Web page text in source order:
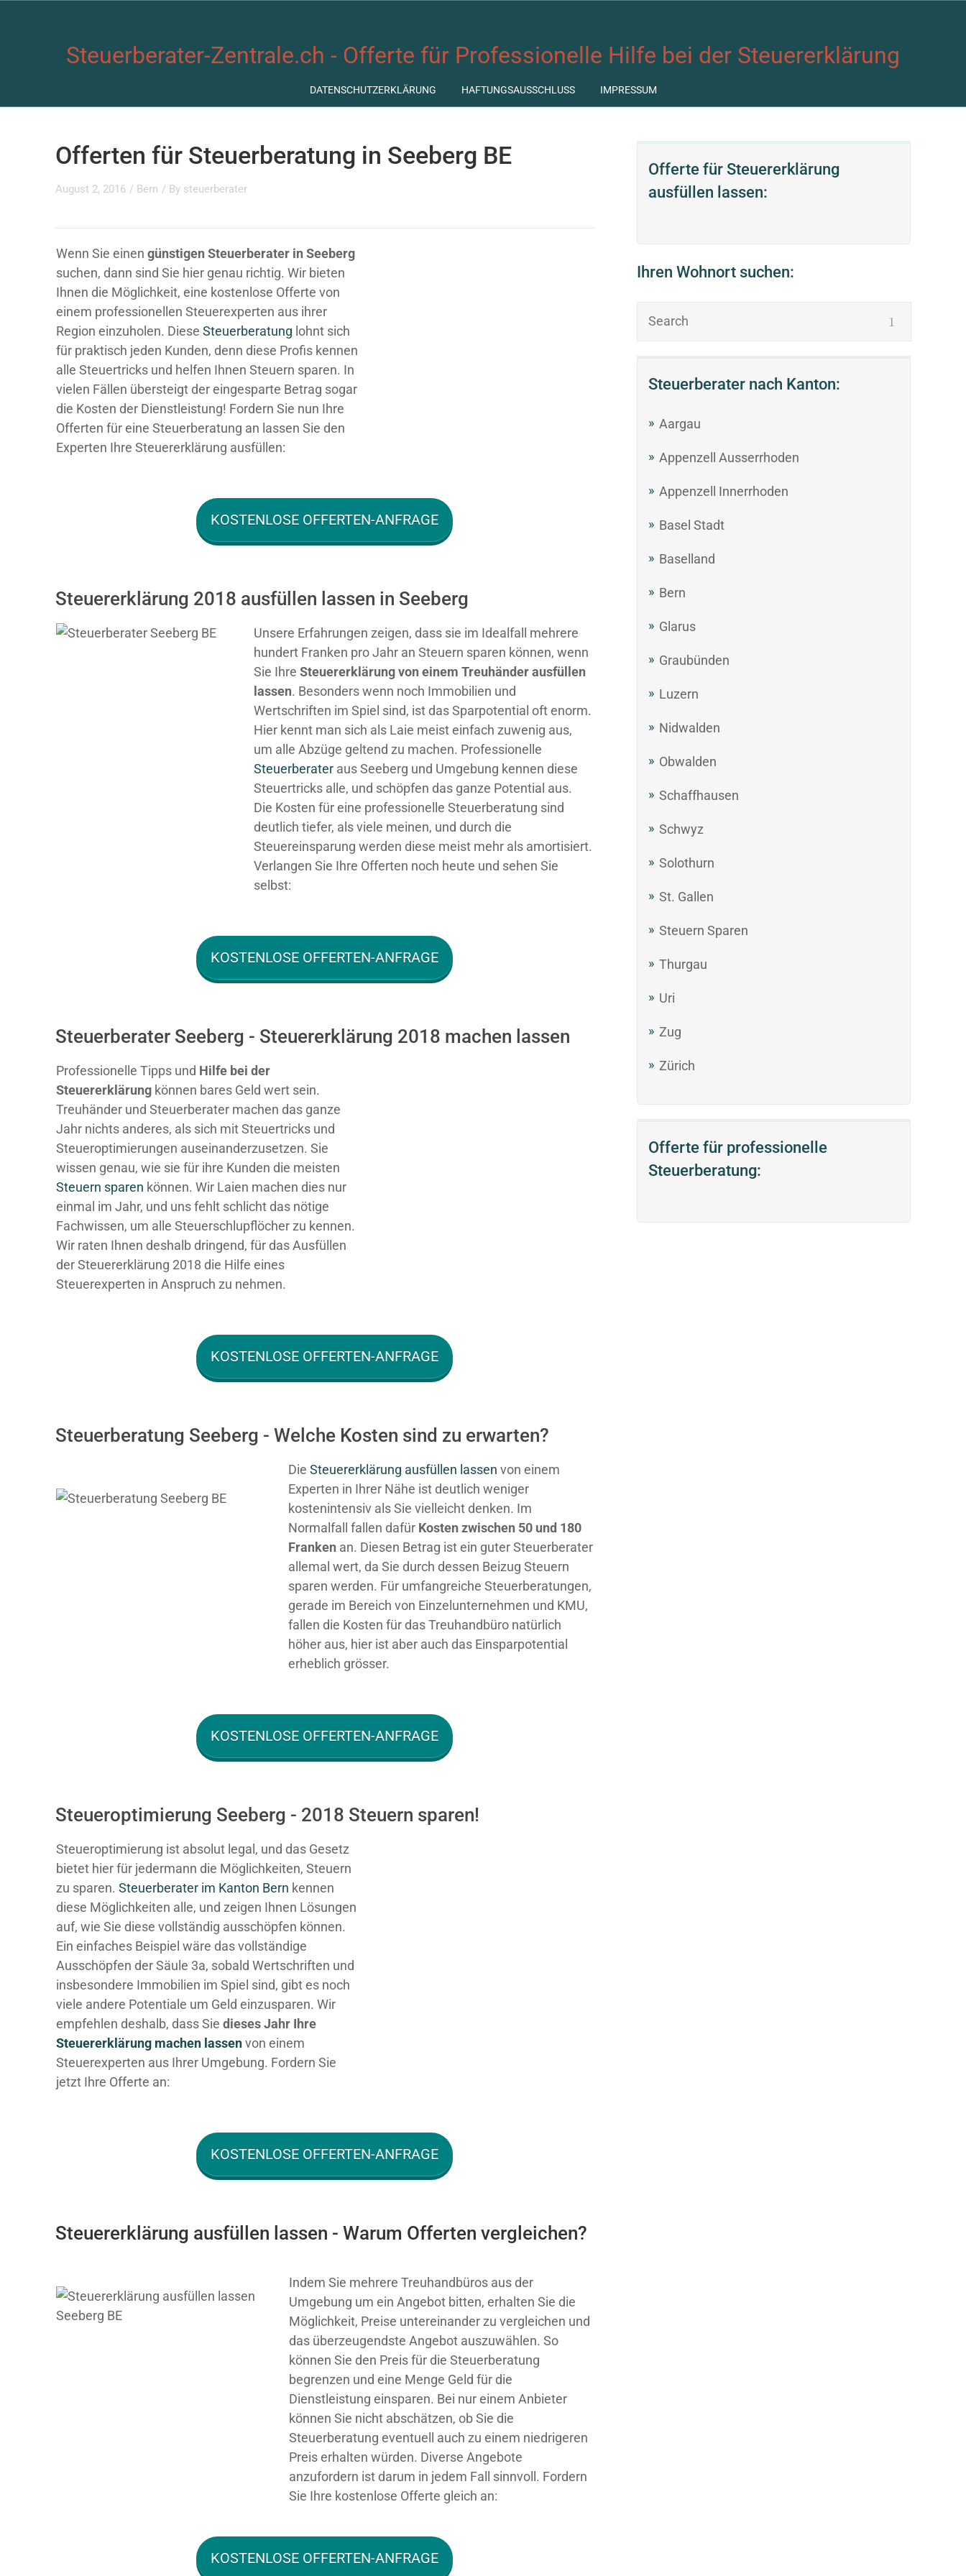
Steuerberater-Zentrale.ch - Offerte für Professionelle Hilfe bei der Steuererklärung
DATENSCHUTZERKLÄRUNG HAFTUNGSAUSSCHLUSS IMPRESSUM
Offerte für Steuererklärung
ausfüllen lassen:
Ihren Wohnort suchen:
Steuerberater nach Kanton:
Aargau
Appenzell Ausserrhoden
Appenzell Innerrhoden
Basel Stadt
Baselland
Bern
Glarus
Graubünden
Luzern
Nidwalden
Obwalden
Schaffhausen
Schwyz
Solothurn
St. Gallen
Steuern Sparen
Thurgau
Uri
Zug
Zürich
Offerte für professionelle
Steuerberatung:
Offerten für Steuerberatung in Seeberg BE
August 2, 2016 / Bern / By steuerberater
Wenn Sie einen günstigen Steuerberater in Seeberg
suchen, dann sind Sie hier genau richtig. Wir bieten
Ihnen die Möglichkeit, eine kostenlose Offerte von
einem professionellen Steuerexperten aus ihrer
Region einzuholen. Diese Steuerberatung lohnt sich
für praktisch jeden Kunden, denn diese Profis kennen
alle Steuertricks und helfen Ihnen Steuern sparen. In
vielen Fällen übersteigt der eingesparte Betrag sogar
die Kosten der Dienstleistung! Fordern Sie nun Ihre
Offerten für eine Steuerberatung an lassen Sie den
Experten Ihre Steuererklärung ausfüllen:
KOSTENLOSE OFFERTEN-ANFRAGE
Steuererklärung 2018 ausfüllen lassen in Seeberg
Unsere Erfahrungen zeigen, dass sie im Idealfall mehrere
hundert Franken pro Jahr an Steuern sparen können, wenn
Sie Ihre Steuererklärung von einem Treuhänder ausfüllen
lassen. Besonders wenn noch Immobilien und
Wertschriften im Spiel sind, ist das Sparpotential oft enorm.
Hier kennt man sich als Laie meist einfach zuwenig aus,
um alle Abzüge geltend zu machen. Professionelle
Steuerberater aus Seeberg und Umgebung kennen diese
Steuertricks alle, und schöpfen das ganze Potential aus.
Die Kosten für eine professionelle Steuerberatung sind
deutlich tiefer, als viele meinen, und durch die
Steuereinsparung werden diese meist mehr als amortisiert.
Verlangen Sie Ihre Offerten noch heute und sehen Sie
selbst:
KOSTENLOSE OFFERTEN-ANFRAGE
Steuerberater Seeberg - Steuererklärung 2018 machen lassen
Professionelle Tipps und Hilfe bei der
Steuererklärung können bares Geld wert sein.
Treuhänder und Steuerberater machen das ganze
Jahr nichts anderes, als sich mit Steuertricks und
Steueroptimierungen auseinanderzusetzen. Sie
wissen genau, wie sie für ihre Kunden die meisten
Steuern sparen können. Wir Laien machen dies nur
einmal im Jahr, und uns fehlt schlicht das nötige
Fachwissen, um alle Steuerschlupflöcher zu kennen.
Wir raten Ihnen deshalb dringend, für das Ausfüllen
der Steuererklärung 2018 die Hilfe eines
Steuerexperten in Anspruch zu nehmen.
KOSTENLOSE OFFERTEN-ANFRAGE
Steuerberatung Seeberg - Welche Kosten sind zu erwarten?
Die Steuererklärung ausfüllen lassen von einem
Experten in Ihrer Nähe ist deutlich weniger
kostenintensiv als Sie vielleicht denken. Im
Normalfall fallen dafür Kosten zwischen 50 und 180
Franken an. Diesen Betrag ist ein guter Steuerberater
allemal wert, da Sie durch dessen Beizug Steuern
sparen werden. Für umfangreiche Steuerberatungen,
gerade im Bereich von Einzelunternehmen und KMU,
fallen die Kosten für das Treuhandbüro natürlich
höher aus, hier ist aber auch das Einsparpotential
erheblich grösser.
KOSTENLOSE OFFERTEN-ANFRAGE
Steueroptimierung Seeberg - 2018 Steuern sparen!
Steueroptimierung ist absolut legal, und das Gesetz
bietet hier für jedermann die Möglichkeiten, Steuern
zu sparen. Steuerberater im K anton Bern kennen
diese Möglichkeiten alle, und zeigen Ihnen Lösungen
auf, wie Sie diese vollständig ausschöpfen können.
Ein einfaches Beispiel wäre das vollständige
Ausschöpfen der Säule 3a, sobald Wertschriften und
insbesondere Immobilien im Spiel sind, gibt es noch
viele andere Potentiale um Geld einzusparen. Wir
empfehlen deshalb, dass Sie diesesJahr Ihre
Steuererklärung machen lassenvon einem
Steuerexperten aus Ihrer Umgebung. Fordern Sie
jetzt Ihre Offerte an:
KOSTENLOSE OFFERTEN-ANFRAGE
Steuererklärung ausfüllen lassen - Warum Offerten vergleichen?
Indem Sie mehrere Treuhandbüros aus der
Umgebung um ein Angebot bitten, erhalten Sie die
Möglichkeit, Preise untereinander zu vergleichen und
das überzeugendste Angebot auszuwählen. So
können Sie den Preis für die Steuerberatung
begrenzen und eine Menge Geld für die
Dienstleistung einsparen. Bei nur einem Anbieter
können Sie nicht abschätzen, ob Sie die
Steuerberatung eventuell auch zu einem niedrigeren
Preis erhalten würden. Diverse Angebote
anzufordern ist darum in jedem Fall sinnvoll. Fordern
Sie Ihre kostenlose Offerte gleich an:
KOSTENLOSE OFFERTEN-ANFRAGE